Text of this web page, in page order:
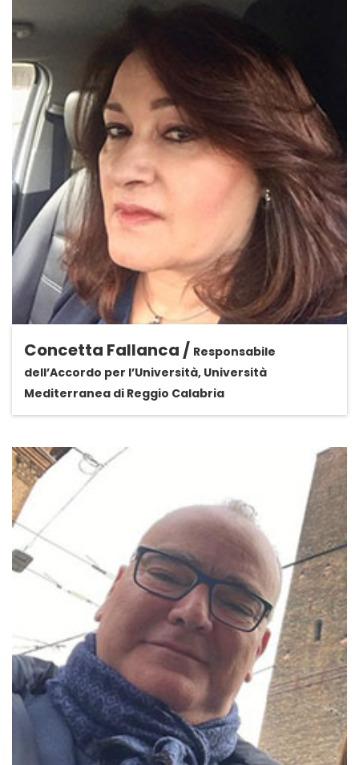
Concetta Fallanca / Responsabile
dell’Accordo per l’Università, Università
Mediterranea di Reggio Calabria